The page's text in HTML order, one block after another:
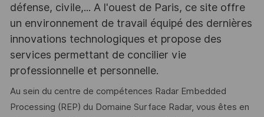
défense, civile,... A l'ouest de Paris, ce site offre
un environnement de travail équipé des dernières
innovations technologiques et propose des
services permettant de concilier vie
professionnelle et personnelle.
Au sein du centre de compétences Radar Embedded
Processing (REP) du Domaine Surface Radar, vous êtes en